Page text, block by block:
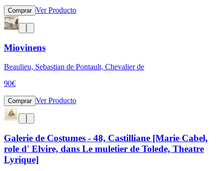
Comprar Ver Producto
Miovinens
Beaulieu, Sebastian de Pontault, Chevalier de
90€
Comprar Ver Producto
Galerie de Costumes - 48, Castilliane [Marie Cabel,
role d' Elvire, dans Le muletier de Tolede, Theatre
Lyrique]